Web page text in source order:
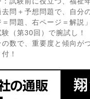
問＋予想問題で、自分
問題、右ページ＝解説
（第30回）で腕試し！
数で、重要度と傾向が
！